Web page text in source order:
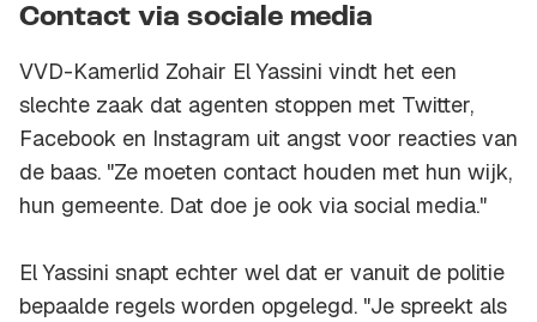
Contact via sociale media
VVD-Kamerlid Zohair El Yassini vindt het een
slechte zaak dat agenten stoppen met Twitter,
Facebook en Instagram uit angst voor reacties van
de baas. "Ze moeten contact houden met hun wijk,
hun gemeente. Dat doe je ook via social media."
El Yassini snapt echter wel dat er vanuit de politie
bepaalde regels worden opgelegd. "Je spreekt als